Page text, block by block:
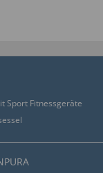
Sport Fitnessgeräte